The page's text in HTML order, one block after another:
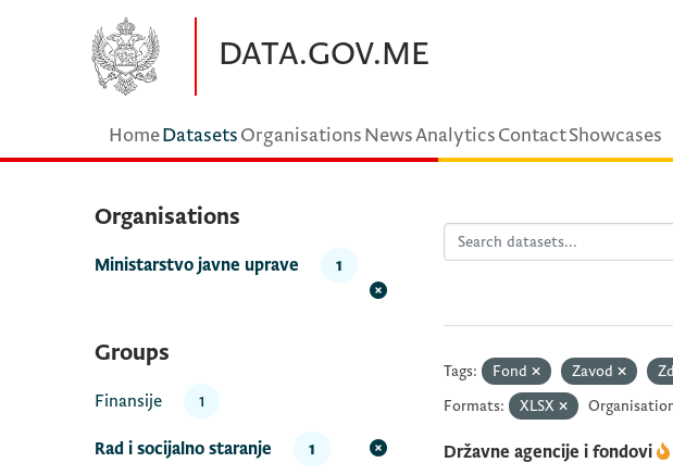
DATA.GOV.ME
HomeDatasetsOrganisationsNewsAnalyticsContactShowcases
Organisations
Ministarstvo javne uprave 1
Groups
Finansije 1
Rad i socijalno staranje 1
Tags: Fond Zavod
Formats:
XLSX
Državne agencije i fondovi